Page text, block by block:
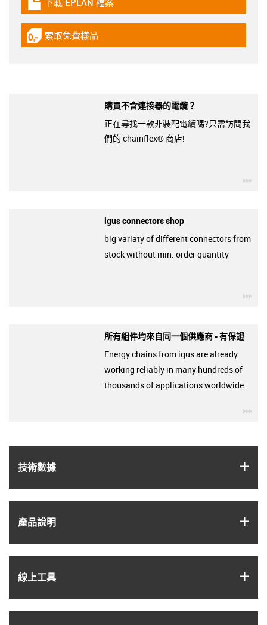
技術數據
產品說明
線上工具
igus-icon-download-plan
下載 EPLAN 檔案
igus-icon-gratismuster
索取免費樣品
購買不含連接器的電纜？
正在尋找一款非裝配電纜嗎?只需訪問我
們的 chainflex® 商店!
igus connectors shop
big variaty of different connectors from
stock without min. order quantity
所有組件均來自同一個供應商 - 有保證
Energy chains from igus are already
working reliably in many hundreds of
thousands of applications worldwide.